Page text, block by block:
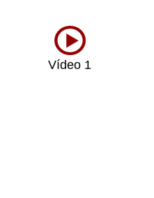
Vídeo 1